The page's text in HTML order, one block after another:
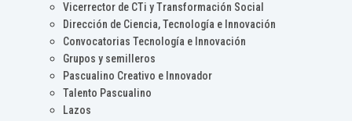
Vicerrector de CTi y Transformación Social
Dirección de Ciencia, Tecnología e Innovación
Convocatorias Tecnología e Innovación
Grupos y semilleros
Pascualino Creativo e Innovador
Talento Pascualino
Lazos